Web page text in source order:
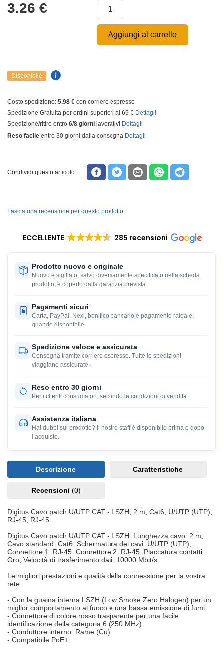
3.26 €
Aggiungi al carrello
Disponibile
Costo spedizione: 5.98 € con corriere espresso
Spedizione Gratuita per ordini superiori ai 69 € Dettagli
Spedizione/ritiro entro 6/8 giorni lavorativi Dettagli
Reso facile entro 30 giorni dalla consegna Dettagli
Condividi questo articolo:
Lascia una recensione per questo prodotto
ECCELLENTE 285 recensioni
Prodotto nuovo e originale
Nuovo e sigillato, salvo diversamente specificato nella scheda
prodotto, e coperto dalla garanzia prevista.
Pagamenti sicuri
Carta, PayPal, Nexi, bonifico bancario e pagamento rateale,
quando disponibile.
Spedizione veloce e assicurata
Consegna tramite corriere espresso. Tutte le spedizioni
viaggiano assicurate.
Reso entro 30 giorni
Per i clienti consumatori, secondo le condizioni di vendita.
Assistenza italiana
Hai dubbi sul prodotto? Il nostro staff è disponibile prima e dopo
l’acquisto.
Descrizione Caratteristiche
Recensioni (0)
Digitus Cavo patch U/UTP CAT - LSZH, 2 m, Cat6, U/UTP (UTP),
RJ-45, RJ-45
Digitus Cavo patch U/UTP CAT - LSZH. Lunghezza cavo: 2 m,
Cavo standard: Cat6, Schermatura dei cavi: U/UTP (UTP),
Connettore 1: RJ-45, Connettore 2: RJ-45, Placcatura contatti:
Oro, Velocità di trasferimento dati: 10000 Mbit/s
Le migliori prestazioni e qualità della connessione per la vostra
rete.
- Con la guaina interna LSZH (Low Smoke Zero Halogen) per un
miglior comportamento al fuoco e una bassa emissione di fumi.
- Connettore di colore rosso trasparente per una facile
identificazione della categoria 6 (250 MHz)
- Conduttore interno: Rame (Cu)
- Compatibile PoE+